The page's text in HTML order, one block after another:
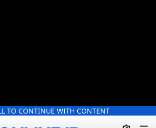
TO CONTINUE WITH CONTENT